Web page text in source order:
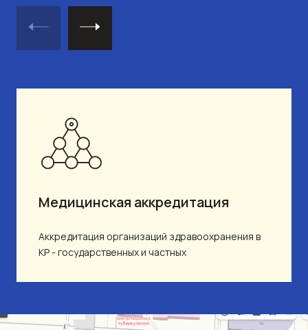
Медицинская аккредитация
Аккредитация организаций здравоохранения в
КР - государственных и частных